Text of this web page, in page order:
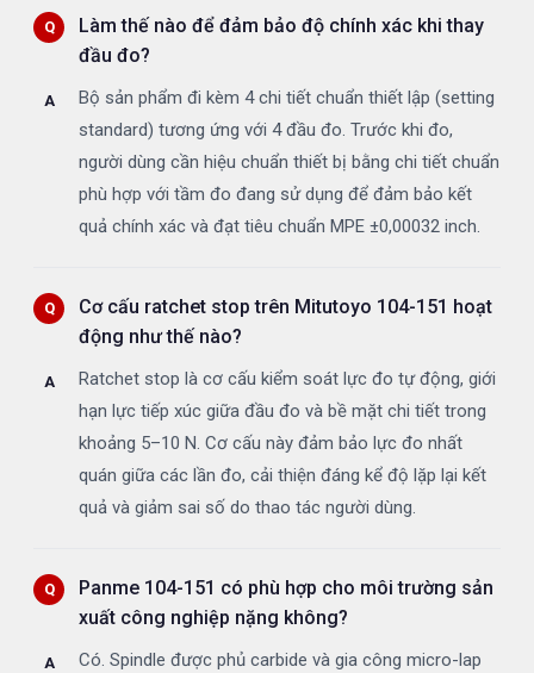
Làm thế nào để đảm bảo độ chính xác khi thay
đầu đo?
Bộ sản phẩm đi kèm 4 chi tiết chuẩn thiết lập (setting
standard) tương ứng với 4 đầu đo. Trước khi đo,
người dùng cần hiệu chuẩn thiết bị bằng chi tiết chuẩn
phù hợp với tầm đo đang sử dụng để đảm bảo kết
quả chính xác và đạt tiêu chuẩn MPE ±0,00032 inch.
Cơ cấu ratchet stop trên Mitutoyo 104-151 hoạt
động như thế nào?
Ratchet stop là cơ cấu kiểm soát lực đo tự động, giới
hạn lực tiếp xúc giữa đầu đo và bề mặt chi tiết trong
khoảng 5–10 N. Cơ cấu này đảm bảo lực đo nhất
quán giữa các lần đo, cải thiện đáng kể độ lặp lại kết
quả và giảm sai số do thao tác người dùng.
Panme 104-151 có phù hợp cho môi trường sản
xuất công nghiệp nặng không?
Có. Spindle được phủ carbide và gia công micro-lap